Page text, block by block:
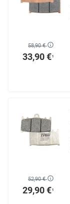
58,90 €
33,90 €¹
52,90 €
29,90 €¹